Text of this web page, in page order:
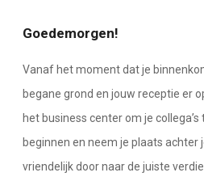
Goedemorgen!
Vanaf het moment dat je
begane grond en jouw receptie er
het business center om je
beginnen en neem je plaats
vriendelijk door naar de juiste